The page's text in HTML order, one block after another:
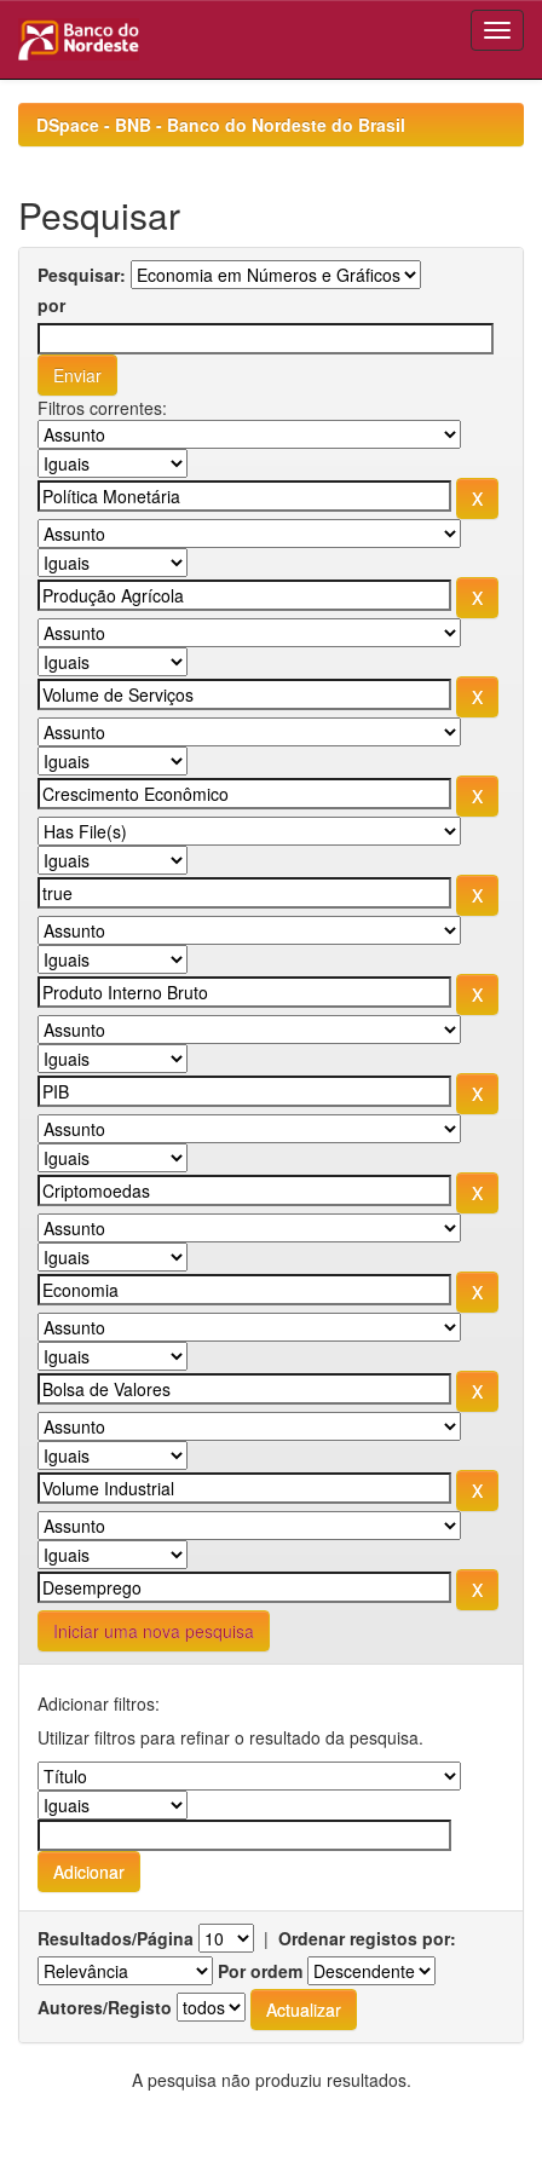
navigationDSpace - BNB - Banco do Nordeste do Brasil
Pesquisar
Pesquisar:
por
Filtros correntes:
Iniciar uma nova pesquisa
Adicionar filtros:
Utilizar filtros para refinar o resultado da pesquisa.
Resultados/Página | Ordenar registos por:
Por ordem
Autores/Registo
A pesquisa não produziu resultados.